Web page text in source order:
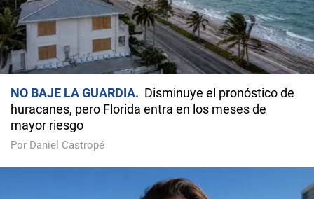
NO BAJE LA GUARDIA
Disminuye el pronóstico de
huracanes, pero Florida entra en los meses de
mayor riesgo
Por Daniel Castropé